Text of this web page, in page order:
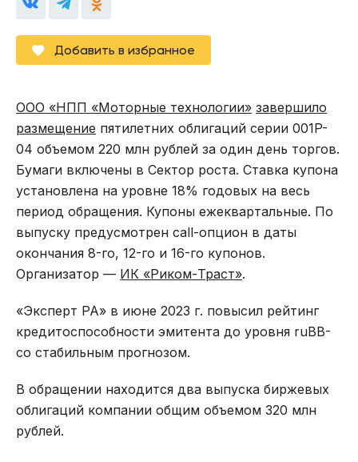
Добавить в избранное
ООО «НПП «Моторные технологии» завершило
размещение пятилетних облигаций серии 001P-
04 объемом 220 млн рублей за один день торгов.
Бумаги включены в Сектор роста. Ставка купона
установлена на уровне 18% годовых на весь
период обращения. Купоны ежеквартальные. По
выпуску предусмотрен call-опцион в даты
окончания 8-го, 12-го и 16-го купонов.
Организатор — ИК «Риком-Траст».
«Эксперт РА» в июне 2023 г. повысил рейтинг
кредитоспособности эмитента до уровня ruBB-
со стабильным прогнозом.
В обращении находится два выпуска биржевых
облигаций компании общим объемом 320 млн
рублей.